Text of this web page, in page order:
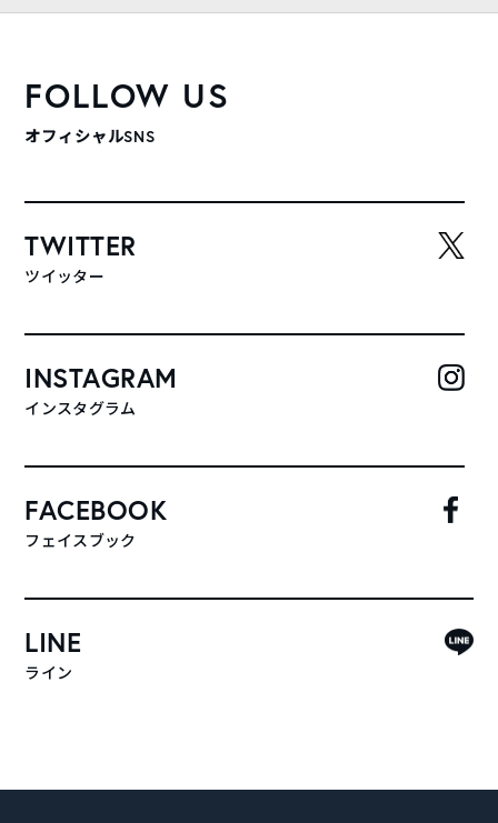
FOLLOW US
オフィシャルSNS
TWITTER
ツイッター
INSTAGRAM
インスタグラム
FACEBOOK
フェイスブック
LINE
ライン